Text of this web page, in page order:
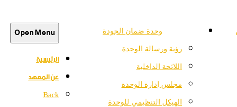
وحدة ضمان الجودة
رؤية ورسالة الوحدة
اللائحة الداخلية
مجلس إدارة الوحدة
الهيكل التنظيمي للوحدة
Open Menu
الرئيسية
عن المعهد
Back